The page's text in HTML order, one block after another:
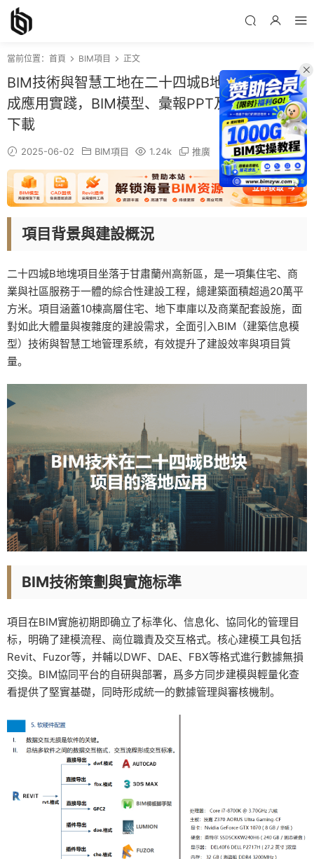
當前位置： 首頁 BIM項目 正文
BIM技術與智慧工地在二十四城B地塊項目的集
成應用實踐，BIM模型、彙報PPT及演示視頻可
下載
2025-06-02 BIM項目 1.24k 推廣
項目背景與建設概況
二十四城B地塊項目坐落于甘肅蘭州高新區，是一項集住宅、商
業與社區服務于一體的綜合性建設工程，總建築面積超過20萬平
方米。項目涵蓋10棟高層住宅、地下車庫以及商業配套設施，面
對如此大體量與複雜度的建設需求，全面引入BIM（建築信息模
型）技術與智慧工地管理系統，有效提升了建設效率與項目質
量。
BIM技術策劃與實施标準
項目在BIM實施初期即确立了标準化、信息化、協同化的管理目
标，明确了建模流程、崗位職責及交互格式。核心建模工具包括
Revit、Fuzor等，并輔以DWF、DAE、FBX等格式進行數據無損
交換。BIM協同平台的自研與部署，爲多方同步建模與輕量化查
看提供了堅實基礎，同時形成統一的數據管理與審核機制。